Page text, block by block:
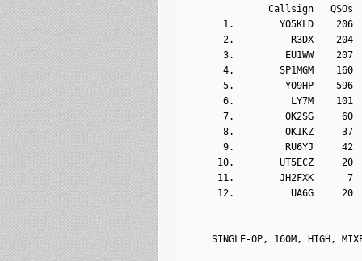
Callsign   QSOs  Points
1.        YO5KLD    206
2.          R3DX    204
3.         EU1WW    207
4.        SP1MGM    160
5.         YO9HP    596
6.          LY7M    101
7.         OK2SG     60
8.         OK1KZ     37
9.         RU6YJ     42
10.        UT5ECZ     20
11.        JH2FXK      7
12.          UA6G     20
SINGLE-OP, 160M, HIGH,